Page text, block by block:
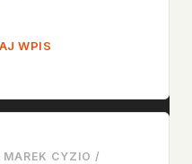
WPIS
MAREK CYZIO /